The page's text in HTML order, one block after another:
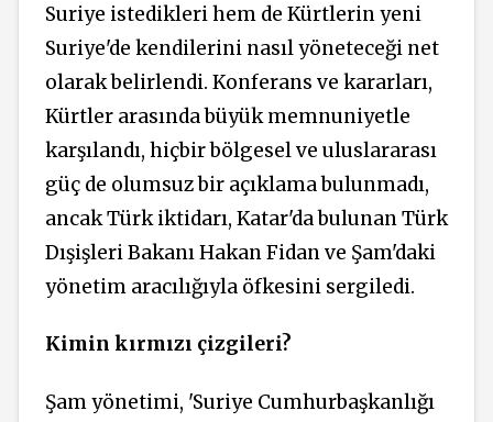
Suriye istedikleri hem de Kürtlerin yeni
Suriye'de kendilerini nasıl yöneteceği net
olarak belirlendi. Konferans ve kararları,
Kürtler arasında büyük memnuniyetle
karşılandı, hiçbir bölgesel ve uluslararası
güç de olumsuz bir açıklama bulunmadı,
ancak Türk iktidarı, Katar'da bulunan Türk
Dışişleri Bakanı Hakan Fidan ve Şam'daki
yönetim aracılığıyla öfkesini sergiledi.
Kimin kırmızı çizgileri?
Şam yönetimi, 'Suriye Cumhurbaşkanlığı